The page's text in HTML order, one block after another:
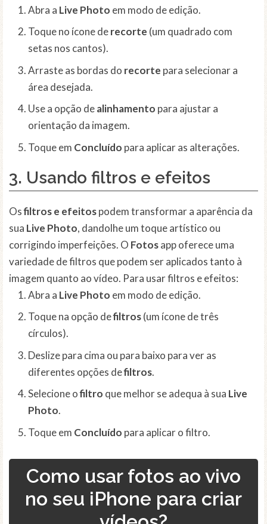
Abra a Live Photo em modo de edição.
Toque no ícone derecorte (um quadrado com
setas nos cantos).
Arraste as bordas do recorte para selecionar a
área desejada.
Use a opção dealinhamento para ajustar a
orientação da imagem.
Toque em Concluído para aplicar as alterações.
3. Usando filtros e efeitos
Osfiltros e efeitospodem transformar a aparência da
sua Live Photo, dandolhe um toque artístico ou
corrigindo imperfeições. O Fotosapp oferece uma
variedade de filtros que podem ser aplicados tanto à
imagem quanto ao vídeo. Para usar filtros e efeitos:
Abra a Live Photo em modo de edição.
Toque na opção defiltros(um ícone de três
círculos).
Deslize para cima ou para baixo para ver as
diferentes opções defiltros.
Selecione ofiltro que melhor se adequa à sua Live
Photo.
Toque em Concluído para aplicar o filtro.
Como usar fotos ao vivo
no seu iPhone para criar